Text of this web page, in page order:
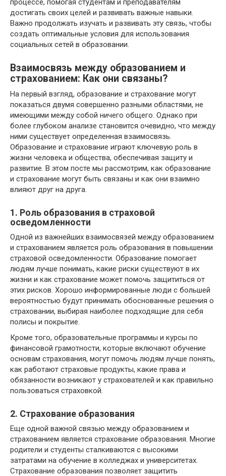
достигать своих целей и развивать важные навыки.
Важно продолжать изучать и развивать эту связь, чтобы
создать оптимальные условия для использования
социальных сетей в образовании.
Взаимосвязь между образованием и
страхованием: Как они связаны?
На первый взгляд, образование и страхование могут
показаться двумя совершенно разными областями, не
имеющими между собой ничего общего. Однако при
более глубоком анализе становится очевидно, что между
ними существует определенная взаимосвязь.
Образование и страхование играют ключевую роль в
жизни человека и общества, обеспечивая защиту и
развитие. В этом посте мы рассмотрим, как образование
и страхование могут быть связаны и как они взаимно
влияют друг на друга.
1. Роль образования в страховой
осведомленности
Одной из важнейших взаимосвязей между образованием
и страхованием является роль образования в повышении
страховой осведомленности. Образование помогает
людям лучше понимать, какие риски существуют в их
жизни и как страхование может помочь защититься от
этих рисков. Хорошо информированные люди с большей
вероятностью будут принимать обоснованные решения о
страховании, выбирая наиболее подходящие для себя
полисы и покрытие.
Кроме того, образовательные программы и курсы по
финансовой грамотности, которые включают обучение
основам страхования, могут помочь людям лучше понять,
как работают страховые продукты, какие права и
обязанности возникают у страхователей и как правильно
пользоваться страховкой.
2. Страхование образования
Еще одной важной связью между образованием и
страхованием является страхование образования. Многие
родители и студенты сталкиваются с высокими
затратами на обучение в колледжах и университетах.
Страхование образования позволяет защитить